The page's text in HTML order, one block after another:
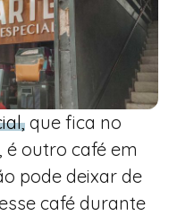
que fica no
é outro café em
pode deixar de
café durante